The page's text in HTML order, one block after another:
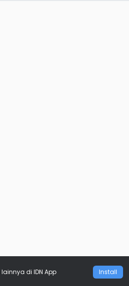
lainnya di IDN App Install